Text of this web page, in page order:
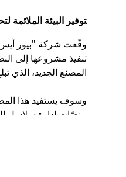
توفير البيئة الملائمة
تنفيذ مشروعها إلى
المصنع الجديد، الذي تبلغ مساحته 160 ألف قدم مربّع ضمن قطعة أرض بمساحة 246 ألف قدم مربّع، على أن
وسوف يستفيد هذا
منصّات إدارة سلاسل